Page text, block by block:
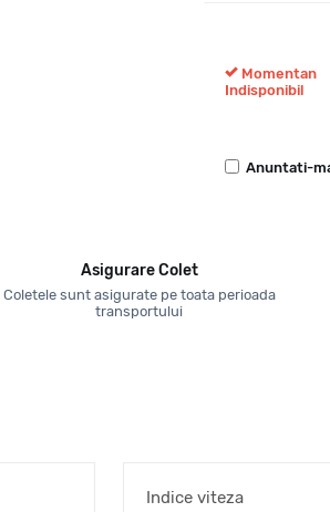
Momentan
Indisponibil
Anuntati-
Asigurare Colet
Coletele sunt asigurate pe toata perioada
transportului
Indice viteza